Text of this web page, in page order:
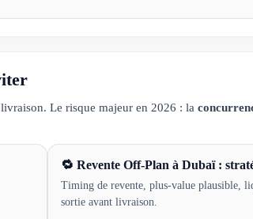
Le risque majeur en 2026 : la
🔁 Revente Off-Plan à Dubaï :
Timing de revente, plus-value plausible,
sortie avant livraison.